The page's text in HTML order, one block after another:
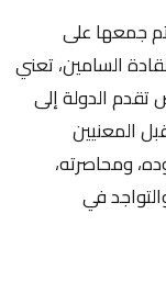
جمعها على
السامين، تعني
الدولة إلى
المعنيين
ومحاصرته،
في